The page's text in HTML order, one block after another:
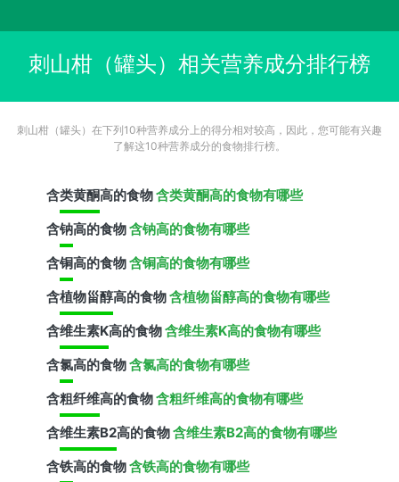
刺山柑（罐头）相关营养成分排行榜
刺山柑（罐头）在下列10种营养成分上的得分相对较高，因此，您可能有兴趣
了解这10种营养成分的食物排行榜。
含类黄酮高的食物含类黄酮高的食物有哪些
含钠高的食物含钠高的食物有哪些
含铜高的食物含铜高的食物有哪些
含植物甾醇高的食物含植物甾醇高的食物有哪些
含维生素K高的食物含维生素K高的食物有哪些
含氯高的食物含氯高的食物有哪些
含粗纤维高的食物含粗纤维高的食物有哪些
含维生素B2高的食物含维生素B2高的食物有哪些
含铁高的食物含铁高的食物有哪些